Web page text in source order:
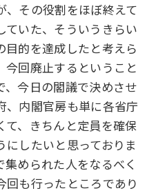
その役割をほぼ終えて
ていた、そういうきらい
的を達成したと考えら
回廃止するということ
、今日の閣議で決めさせ
、内閣官房も単に各省庁
て、きちんと定員を確保
にしたいと思っておりま
められた人をなるべく
も行ったところであり